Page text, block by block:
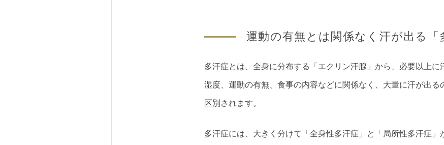
運動の有無とは関係なく汗が出る「
多汗症とは、全身に分布する「エクリン汗腺」から、必要以上
湿度、運動の有無、食事の内容などに関係なく、大量に汗が出
区別されます。
多汗症には、大きく分けて「全身性多汗症」と「局所性多汗症